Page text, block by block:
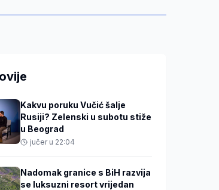
Kakvu poruku Vučić šalje
Rusiji? Zelenski u subotu stiže
u Beograd
jučer u 22:04
Nadomak granice s BiH razvija
se luksuzni resort vrijedan